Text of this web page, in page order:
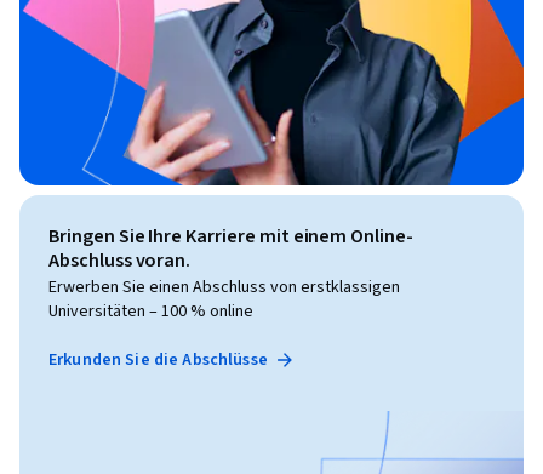
Bringen Sie Ihre Karriere mit einem Online-
Abschluss voran.
Erwerben Sie einen Abschluss von erstklassigen
Universitäten – 100 % online
Erkunden Sie die Abschlüsse